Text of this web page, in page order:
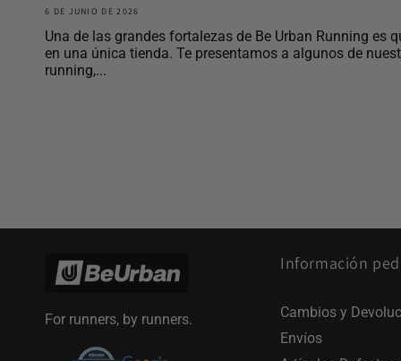
6 DE JUNIO DE 2026
Una de las grandes fortalezas de Be Urban Running es
en una única tienda. Te presentamos a algunos de
running,...
For runners, by runners.
Información
Cambios y
Envíos